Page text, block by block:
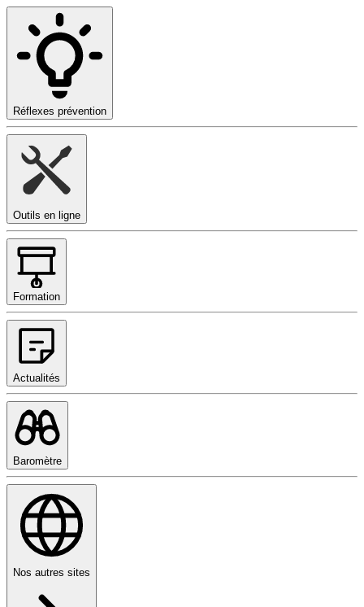
Réflexes prévention
Outils en ligne
Formation
Actualités
Baromètre
Nos autres sites